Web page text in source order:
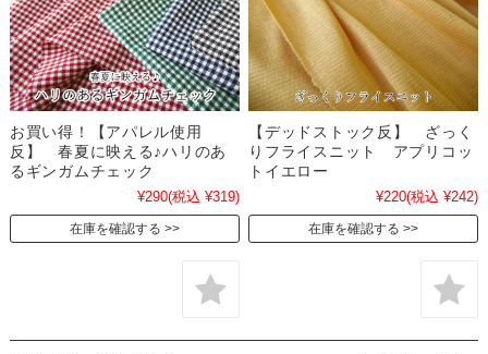
お買い得！【アパレル使用
反】 春夏に映える♪ハリのあ
るギンガムチェック
¥290(税込 ¥319)
在庫を確認する
【デッドストック反】 ざっく
りフライスニット アプリコッ
トイエロー
¥220(税込 ¥242)
在庫を確認する